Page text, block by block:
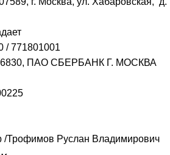
/771801001
, ПАО СБЕРБАНК Г. МОСКВА
/Трофимов Руслан Владимирович